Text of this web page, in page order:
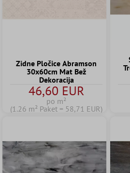
Zidne Pločice Abramson
30x60cm Mat Bež
Dekoracija
46,60 EUR
po m²
(1.26 m² Paket = 58,71 EUR)